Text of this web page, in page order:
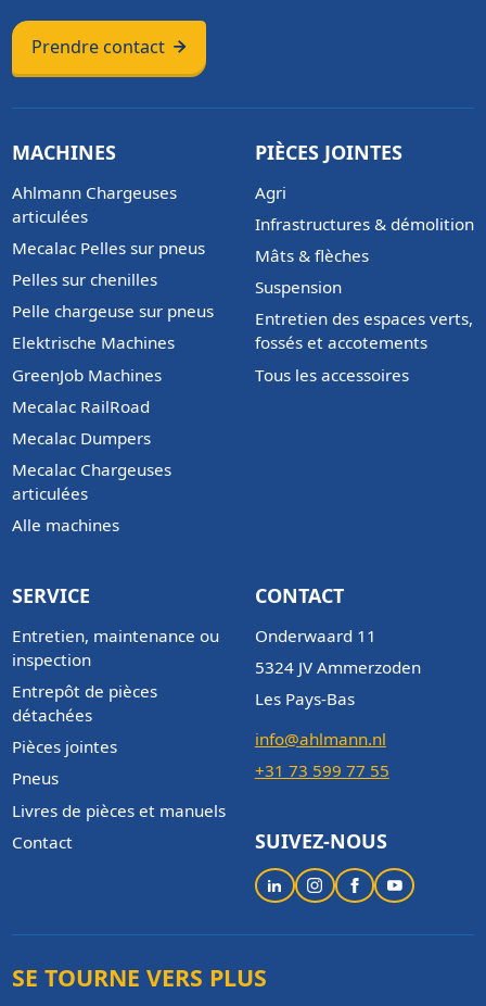
Prendre contact
MACHINES
Ahlmann Chargeuses
articulées
Mecalac Pelles sur pneus
Pelles sur chenilles
Pelle chargeuse sur pneus
Elektrische Machines
GreenJob Machines
Mecalac RailRoad
Mecalac Dumpers
Mecalac Chargeuses
articulées
Alle machines
PIÈCES JOINTES
Agri
Infrastructures & démolition
Mâts & flèches
Suspension
Entretien des espaces verts,
fossés et accotements
Tous les accessoires
SERVICE
Entretien, maintenance ou
inspection
Entrepôt de pièces
détachées
Pièces jointes
Pneus
Livres de pièces et manuels
Contact
CONTACT
Onderwaard 11
5324 JV Ammerzoden
Les Pays-Bas
info@ahlmann.nl
+31 73 599 77 55
SUIVEZ-NOUS
SE TOURNE VERS PLUS